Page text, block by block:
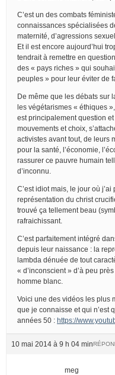
C’est un des combats
connaissances spécialisées
maternité, d’agressions
Et il est encore aujourd’hui
tendrait à remettre en
des « pays riches » qui
peuples » pour leur éviter de
De même que les débats sur
les végétarismes « éthiques
est principalement question
mouvements et choix,
activistes avant tout, de leurs
pour la santé, l’économie,
rassurer ce pauvre humain
d’inconnu.
C’est idiot mais, le jour où
représentation du christ
trouvé ça tellement beau
rafraichissant.
C’est parfaitement intégré
depuis leur naissance : la
lambda dénuée de tout
« d’inconscient » d’à peu
homme blanc.
Voici une des vidéos les plus
que je connaisse et qui n’est
années 50 : https://
10 mai 2014 à 9 h 04 min
meg